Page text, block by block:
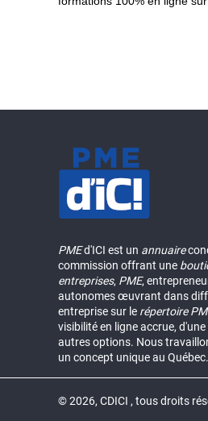
PMEd'ICI est un annuaire
commission offrant une
entreprises, PME,
autonomes œuvrant dans
entreprise sur le répertoire
visibilité en ligne accrue, d'une
autres options. Nous
un concept unique au Québec.
© 2026, CDICI , tous droits